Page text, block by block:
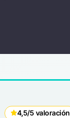
4,5/5 valoración